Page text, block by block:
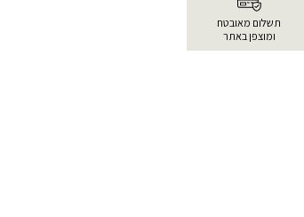
תשלום מאובטח
ומוצפן באתר